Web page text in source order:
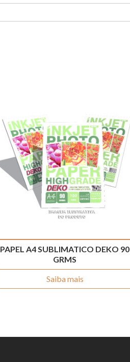
PAPEL A4 SUBLIMATICO DEKO 90
GRMS
Saiba mais